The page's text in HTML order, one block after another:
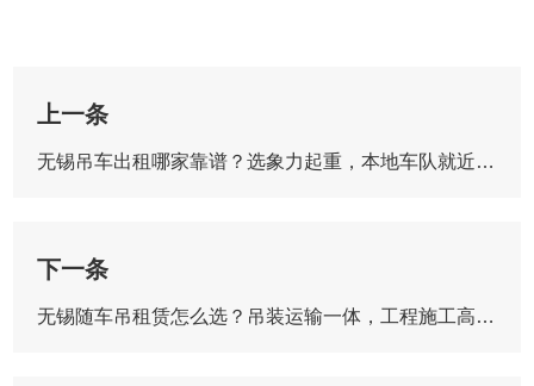
上一条
​无锡吊车出租哪家靠谱？选象力起重，本地车队就近派车
下一条
无锡随车吊租赁怎么选？吊装运输一体，工程施工高效省心